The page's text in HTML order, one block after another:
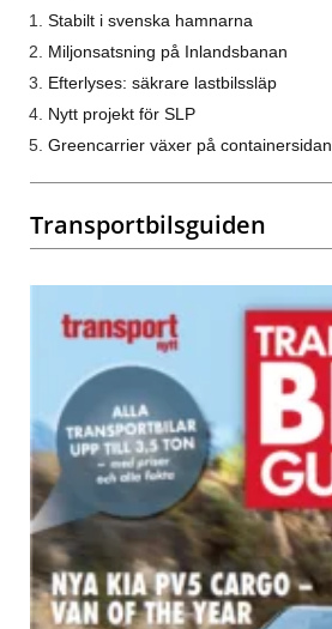
Stabilt i svenska hamnarna
Miljonsatsning på Inlandsbanan
Efterlyses: säkrare lastbilssläp
Nytt projekt för SLP
Greencarrier växer på containersidan
Transportbilsguiden